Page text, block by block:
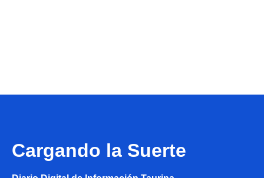
Cargando la Suerte